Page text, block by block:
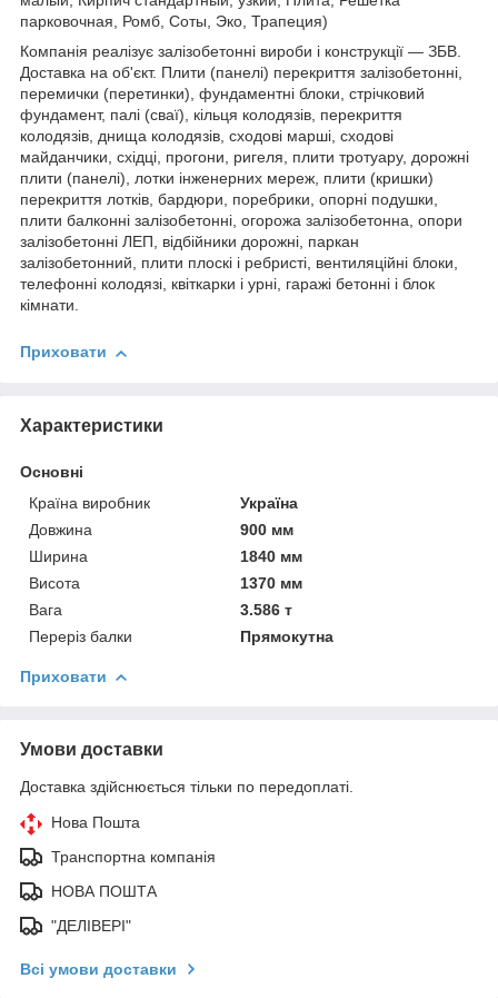
парковочная, Ромб, Соты, Эко, Трапеция)
Компанія реалізує залізобетонні вироби і конструкції ― ЗБВ.
Доставка на об'єкт. Плити (панелі) перекриття залізобетонні,
перемички (перетинки), фундаментні блоки, стрічковий
фундамент, палі (сваї), кільця колодязів, перекриття
колодязів, днища колодязів, сходові марші, сходові
майданчики, східці, прогони, ригеля, плити тротуару, дорожні
плити (панелі), лотки інженерних мереж, плити (кришки)
перекриття лотків, бардюри, поребрики, опорні подушки,
плити балконні залізобетонні, огорожа залізобетонна, опори
залізобетонні ЛЕП, відбійники дорожні, паркан
залізобетонний, плити плоскі і ребристі, вентиляційні блоки,
телефонні колодязі, квіткарки і урні, гаражі бетонні і блок
кімнати.
Приховати
Характеристики
Основні
Країна виробник
Україна
Довжина
900 мм
Ширина
1840 мм
Висота
1370 мм
Вага
3.586 т
Переріз балки
Прямокутна
Приховати
Умови доставки
Доставка здійснюється тільки по передоплаті.
Нова Пошта
Транспортна компанія
НОВА ПОШТА
"ДЕЛІВЕРІ"
Всі умови доставки